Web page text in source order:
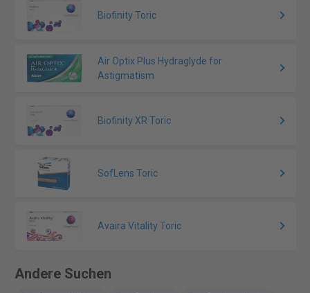
Biofinity Toric
Air Optix Plus Hydraglyde for
Astigmatism
Biofinity XR Toric
SofLens Toric
Avaira Vitality Toric
Andere Suchen